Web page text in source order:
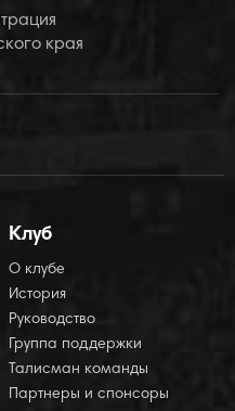
края
Клуб
О клубе
История
Руководство
Группа поддержки
Талисман команды
Партнеры и спонсоры